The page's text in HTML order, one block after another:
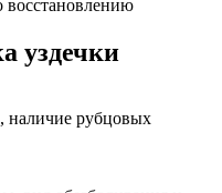
восстановлению
уздечки
наличие рубцовых